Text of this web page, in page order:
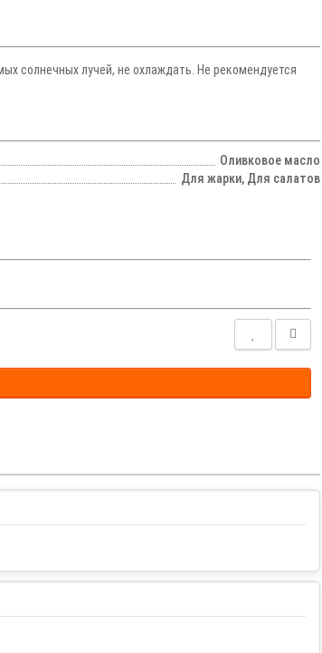
солнечных лучей, не охлаждать. Не рекомендуется
Оливковое масло
Для жарки, Для салатов